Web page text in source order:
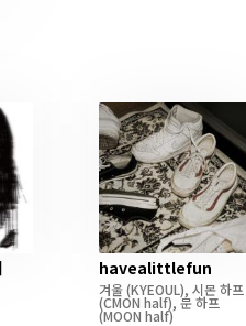
havealittlefun
겨울(KYEOUL), 시몬 하프
(CMON half), 문 하프
(MOON half)